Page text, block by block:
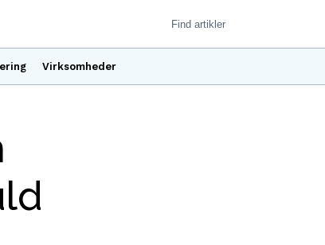
Virksomheder